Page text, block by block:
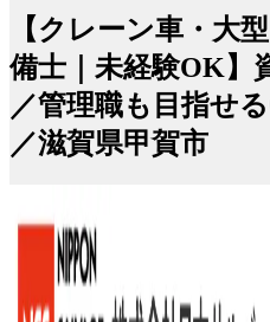
【クレーン車・大
備士｜未経験OK】
／管理職も目指せ
／滋賀県甲賀市